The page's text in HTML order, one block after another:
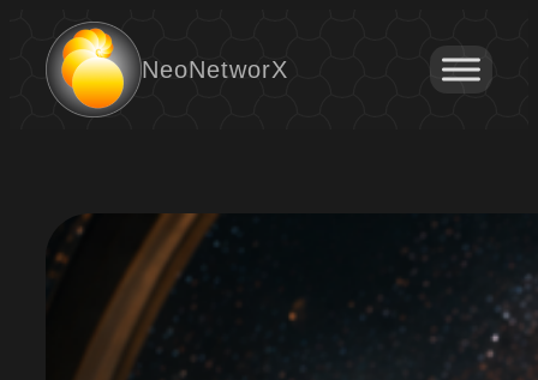
Ugrás
tartalomhoz
NeoNetworX